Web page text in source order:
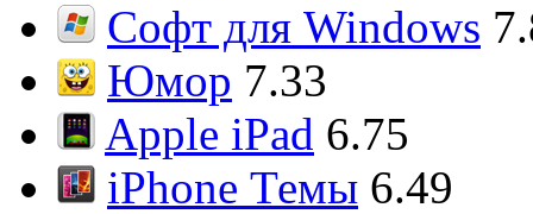
Софт для Windows
Юмор 7.33
Apple iPad 6.75
iPhone Темы 6.49